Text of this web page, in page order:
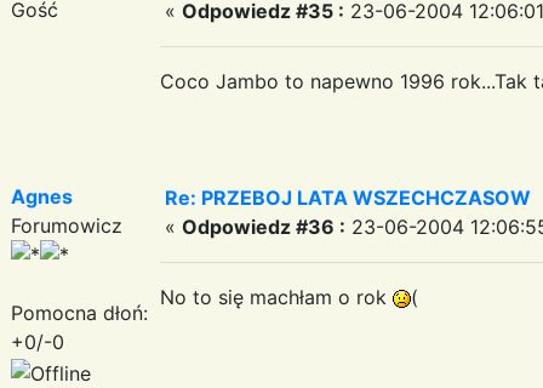
Gość
« Odpowiedz #35 : 23-06-2004
Coco Jambo to napewno 1996
Agnes
Forumowicz
Pomocna dłoń:
+0/-0
Re: PRZEBOJ LATA WSZECHCZASOW
« Odpowiedz #36 : 23-06-2004
No to się machłam o rok (